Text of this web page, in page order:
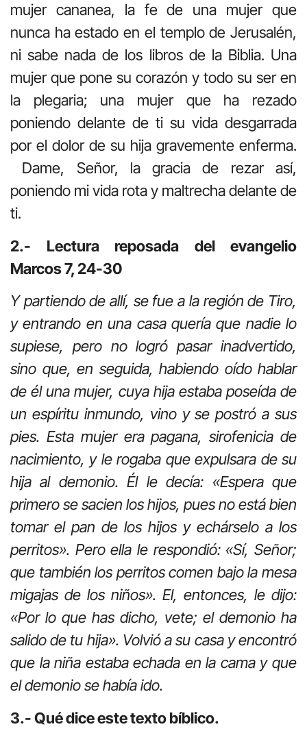
mujer cananea, la fe de una mujer que
nunca ha estado en el templo de Jerusalén,
ni sabe nada de los libros de la Biblia. Una
mujer que pone su corazón y todo su ser en
la plegaria; una mujer que ha rezado
poniendo delante de ti su vida desgarrada
por el dolor de su hija gravemente enferma.
Dame, Señor, la gracia de rezar así,
poniendo mi vida rota y maltrecha delante de
ti.
2.- Lectura reposada del evangelio
Marcos 7, 24-30
Y partiendo de allí, se fue a la región de Tiro,
y entrando en una casa quería que nadie lo
supiese, pero no logró pasar inadvertido,
sino que, en seguida, habiendo oído hablar
de él una mujer, cuya hija estaba poseída de
un espíritu inmundo, vino y se postró a sus
pies. Esta mujer era pagana, sirofenicia de
nacimiento, y le rogaba que expulsara de su
hija al demonio. Él le decía: «Espera que
primero se sacien los hijos, pues no está bien
tomar el pan de los hijos y echárselo a los
perritos». Pero ella le respondió: «Sí, Señor;
que también los perritos comen bajo la mesa
migajas de los niños». El, entonces, le dijo:
«Por lo que has dicho, vete; el demonio ha
salido de tu hija». Volvió a su casa y encontró
que la niña estaba echada en la cama y que
el demonio se había ido.
3.- Qué dice este texto bíblico.